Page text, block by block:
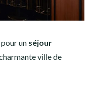
un séjour
ville de